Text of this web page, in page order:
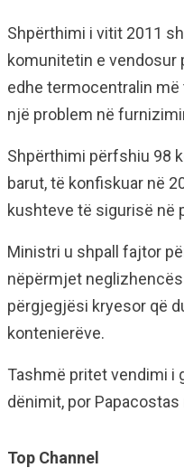
Shpërthimi i vitit 2011
komunitetin e vendosur
edhe termocentralin më
një problem në
Shpërthimi përfshiu 98
barut, të konfiskuar në
kushteve të sigurisë në
Ministri u shpall fajtor
nëpërmjet
përgjegjësi kryesor që
kontenierëve.
Tashmë pritet vendimi i
dënimit, por
Top Channel